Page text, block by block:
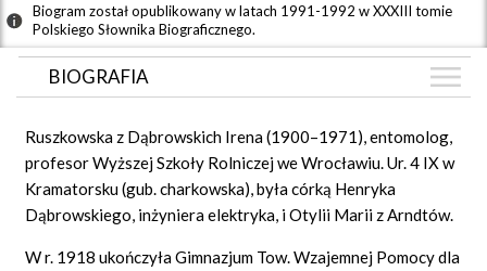
Biogram został opublikowany w latach 1991-1992 w XXXIII tomie
Polskiego Słownika Biograficznego.
BIOGRAFIA
GRAF POWIĄZAŃ
DYSKUSJA
Mapa
Ruszkowska z Dąbrowskich Irena (1900–1971), entomolog,
profesor Wyższej Szkoły Rolniczej we Wrocławiu. Ur. 4 IX w
Kramatorsku (gub. charkowska), była córką Henryka
Dąbrowskiego, inżyniera elektryka, i Otylii Marii z Arndtów.
W r. 1918 ukończyła Gimnazjum Tow. Wzajemnej Pomocy dla